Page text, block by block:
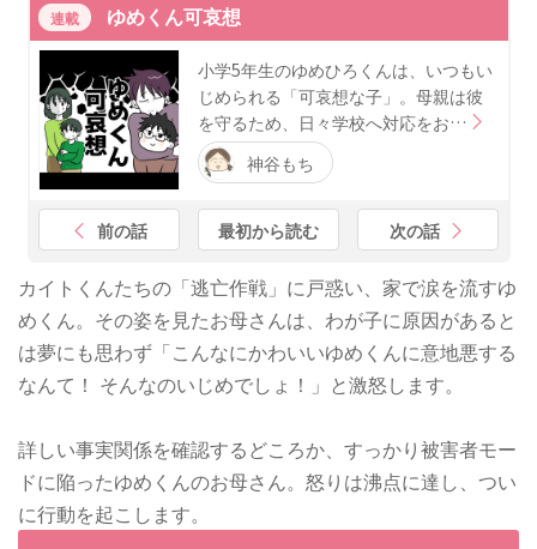
連載 ゆめくん可哀想
小学5年生のゆめひろくんは、いつもい
じめられる「可哀想な子」。母親は彼
を守るため、日々学校へ対応をお…
神谷もち
前の話 最初から読む 次の話
カイトくんたちの「逃亡作戦」に戸惑い、家で涙を流すゆ
めくん。その姿を見たお母さんは、わが子に原因があると
は夢にも思わず「こんなにかわいいゆめくんに意地悪する
なんて！ そんなのいじめでしょ！」と激怒します。
詳しい事実関係を確認するどころか、すっかり被害者モー
ドに陥ったゆめくんのお母さん。怒りは沸点に達し、つい
に行動を起こします。